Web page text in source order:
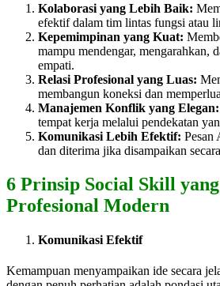
Kolaborasi yang Lebih Baik:
efektif dalam tim lintas fungsi atau
Kepemimpinan yang Kuat:
mampu mendengar, mengarahkan,
empati.
Relasi Profesional yang Luas:
membangun koneksi dan
Manajemen Konflik yang Elegan:
tempat kerja melalui pendekatan
Komunikasi Lebih Efektif: Pesan
dan diterima jika disampaikan
6 Prinsip Social Skill
Profesional Modern
Komunikasi Efektif
Kemampuan menyampaikan ide secara